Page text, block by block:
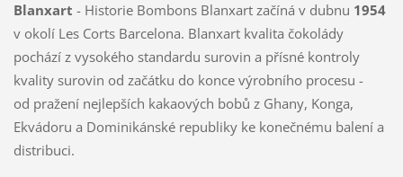
Blanxart - Historie Bombons Blanxart začíná v dubnu 1954
v okolí Les Corts Barcelona. Blanxart kvalita čokolády
pochází z vysokého standardu surovin a přísné kontroly
kvality surovin od začátku do konce výrobního procesu -
od pražení nejlepších kakaových bobů z Ghany, Konga,
Ekvádoru a Dominikánské republiky ke konečnému balení a
distribuci.